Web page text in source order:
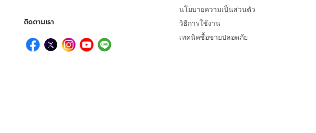
ติดตามเรา
นโยบายความเป็นส่วนตัว
วิธีการใช้งาน
เทคนิคซื้อขายปลอดภัย